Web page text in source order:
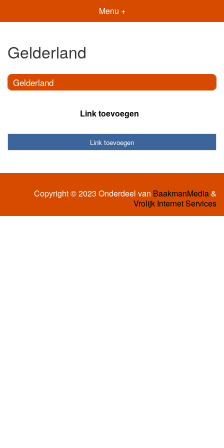
Menu +
Gelderland
Gelderland
Link toevoegen
Link toevoegen
Copyright © 2023 Onderdeel van BaakmanMedia&
Vrolijk Internet Services